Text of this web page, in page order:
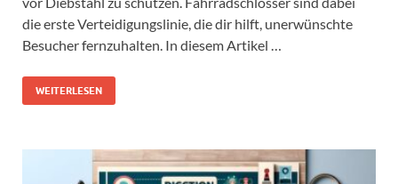
die erste Verteidigungslinie, die dir hilft, unerwünschte
Besucher fernzuhalten. In diesem Artikel …
WEITERLESEN